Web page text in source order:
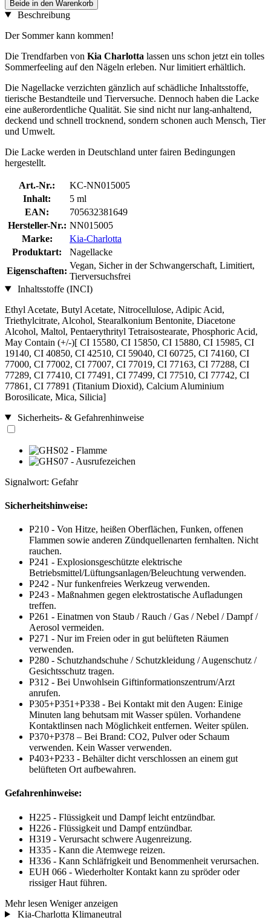
Beide in den Warenkorb
Beschreibung
Der Sommer kann kommen!
Die Trendfarben von Kia Charlotta lassen uns schon jetzt ein tolles
Sommerfeeling auf den Nägeln erleben. Nur limitiert erhältlich.
Die Nagellacke verzichten gänzlich auf schädliche Inhaltsstoffe,
tierische Bestandteile und Tierversuche. Dennoch haben die Lacke
eine außerordentliche Qualität. Sie sind nicht nur lang-anhaltend,
deckend und schnell trocknend, sondern schonen auch Mensch, Tier
und Umwelt.
Die Lacke werden in Deutschland unter fairen Bedingungen
hergestellt.
Art.-Nr.:
KC-NN015005
Inhalt:
5 ml
EAN:
705632381649
Hersteller-Nr.: NN015005
Marke:
Kia-Charlotta
Produktart:
Nagellacke
Eigenschaften:
Vegan, Sicher in der Schwangerschaft, Limitiert,
Tierversuchsfrei
Inhaltsstoffe (INCI)
Ethyl Acetate, Butyl Acetate, Nitrocellulose, Adipic Acid,
Triethylcitrate, Alcohol, Stearalkonium Bentonite, Diacetone
Alcohol, Maltol, Pentaerythrityl Tetraisostearate, Phosphoric Acid,
May Contain (+/-)[ CI 15580, CI 15850, CI 15880, CI 15985, CI
19140, CI 40850, CI 42510, CI 59040, CI 60725, CI 74160, CI
77000, CI 77002, CI 77007, CI 77019, CI 77163, CI 77288, CI
77289, CI 77410, CI 77491, CI 77499, CI 77510, CI 77742, CI
77861, CI 77891 (Titanium Dioxid), Calcium Aluminium
Borosilicate, Mica, Silicia]
Sicherheits- & Gefahrenhinweise
Signalwort: Gefahr
Sicherheitshinweise:
P210 - Von Hitze, heißen Oberflächen, Funken, offenen
Flammen sowie anderen Zündquellenarten fernhalten. Nicht
rauchen.
P241 - Explosionsgeschützte elektrische
Betriebsmittel/Lüftungsanlagen/Beleuchtung verwenden.
P242 - Nur funkenfreies Werkzeug verwenden.
P243 - Maßnahmen gegen elektrostatische Aufladungen
treffen.
P261 - Einatmen von Staub / Rauch / Gas / Nebel / Dampf /
Aerosol vermeiden.
P271 - Nur im Freien oder in gut belüfteten Räumen
verwenden.
P280 - Schutzhandschuhe / Schutzkleidung / Augenschutz /
Gesichtsschutz tragen.
P312 - Bei Unwohlsein Giftinformationszentrum/Arzt
anrufen.
P305+P351+P338 - Bei Kontakt mit den Augen: Einige
Minuten lang behutsam mit Wasser spülen. Vorhandene
Kontaktlinsen nach Möglichkeit entfernen. Weiter spülen.
P370+P378 – Bei Brand: CO2, Pulver oder Schaum
verwenden. Kein Wasser verwenden.
P403+P233 - Behälter dicht verschlossen an einem gut
belüfteten Ort aufbewahren.
Gefahrenhinweise:
H225 - Flüssigkeit und Dampf leicht entzündbar.
H226 - Flüssigkeit und Dampf entzündbar.
H319 - Verursacht schwere Augenreizung.
H335 - Kann die Atemwege reizen.
H336 - Kann Schläfrigkeit und Benommenheit verursachen.
EUH 066 - Wiederholter Kontakt kann zu spröder oder
rissiger Haut führen.
Mehr lesen Weniger anzeigen
Kia-Charlotta Klimaneutral